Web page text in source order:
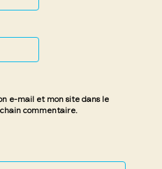
e-mail et mon site dans le
commentaire.